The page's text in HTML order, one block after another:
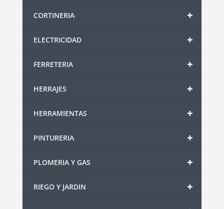
+
CORTINERIA
+
ELECTRICIDAD
+
FERRETERIA
+
HERRAJES
+
HERRAMIENTAS
+
PINTURERIA
+
PLOMERIA Y GAS
+
RIEGO Y JARDIN